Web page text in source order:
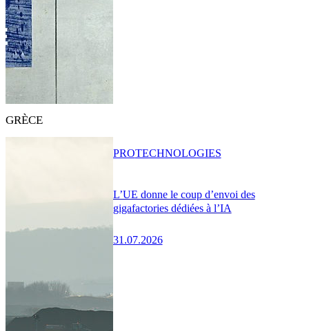
GRÈCE
L’UE donne le coup d’envoi des
gigafactories dédiées à l’IA
31.07.2026
PROTECHNOLOGIES